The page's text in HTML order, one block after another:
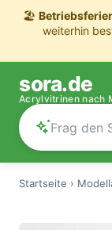
🏖️
weiterhin
sora.de
Acrylvitrinen nach
Startseite ›